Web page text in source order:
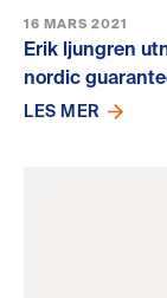
16 MARS 2021
Erik ljungren
nordic
LES MER